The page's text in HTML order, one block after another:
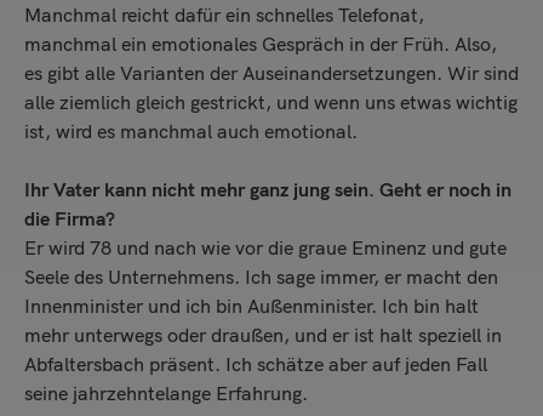
Manchmal reicht dafür ein schnelles Telefonat,
manchmal ein emotionales Gespräch in der Früh. Also,
es gibt alle Varianten der Auseinandersetzungen. Wir sind
alle ziemlich gleich gestrickt, und wenn uns etwas wichtig
ist, wird es manchmal auch emotional.
Ihr Vater kann nicht mehr ganz jung sein. Geht er noch in
die Firma?
Er wird 78 und nach wie vor die graue Eminenz und gute
Seele des Unternehmens. Ich sage immer, er macht den
Innenminister und ich bin Außenminister. Ich bin halt
mehr unterwegs oder draußen, und er ist halt speziell in
Abfaltersbach präsent. Ich schätze aber auf jeden Fall
seine jahrzehntelange Erfahrung.